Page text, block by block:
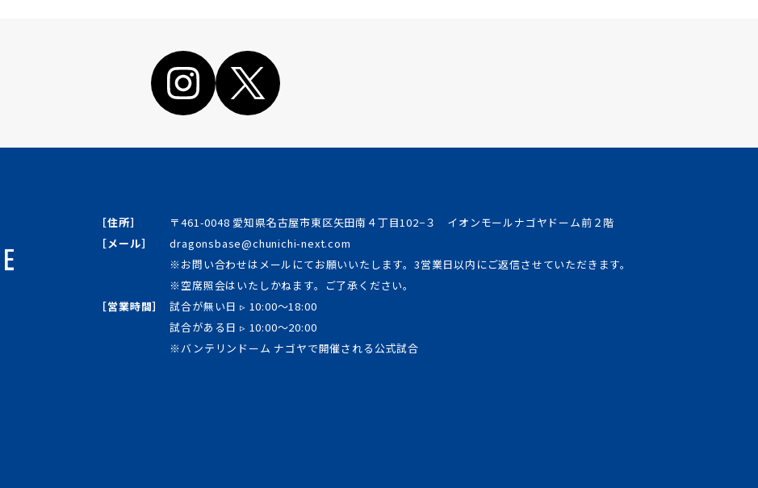
［住所］
〒461-0048 愛知県名古屋市東区矢田南４丁目102−３ イオンモールナゴヤドーム前２階
［メール］
dragonsbase@chunichi-next.com
※お問い合わせはメールにてお願いいたします。3営業日以内にご返信させていただきます。
※空席照会はいたしかねます。ご了承ください。
［営業時間］
試合が無い日 ▹ 10:00～18:00
試合がある日 ▹ 10:00～20:00
※バンテリンドーム ナゴヤで開催される公式試合